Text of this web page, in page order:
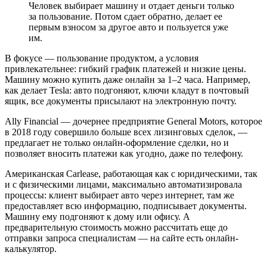
Человек выбирает машину и отдает деньги только
за пользование. Потом сдает обратно, делает ее
первым взносом за другое авто и пользуется уже
им.
В фокусе — пользование продуктом, а условия
привлекательнее: гибкий график платежей и низкие цены.
Машину можно купить даже онлайн за 1–2 часа. Например,
как делает Tesla: авто подгоняют, ключи кладут в почтовый
ящик, все документы присылают на электронную почту.
Ally Financial — дочернее предприятие General Motors, которое
в 2018 году совершило больше всех лизинговых сделок, —
предлагает не только онлайн-оформление сделки, но и
позволяет вносить платежи как угодно, даже по телефону.
Американская Carlease, работающая как с юридическими, так
и с физическими лицами, максимально автоматизировала
процессы: клиент выбирает авто через интернет, там же
предоставляет всю информацию, подписывает документы.
Машину ему подгоняют к дому или офису. А
предварительную стоимость можно рассчитать еще до
отправки запроса специалистам — на сайте есть онлайн-
калькулятор.